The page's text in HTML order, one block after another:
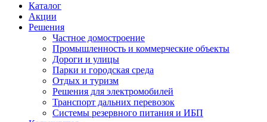
Каталог
Акции
Решения
Частное домостроение
Промышленность и коммерческие объекты
Дороги и улицы
Парки и городская среда
Отдых и туризм
Решения для электромобилей
Транспорт дальних перевозок
Системы резервного питания и ИБП